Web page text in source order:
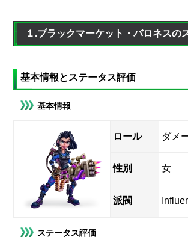
１.ブラックマーケット・バロネスの
基本情報とステータス評価
基本情報
ロール ダメ
性別 女
派閥
ステータス評価